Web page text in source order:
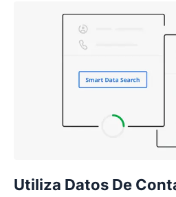
Utiliza Datos De